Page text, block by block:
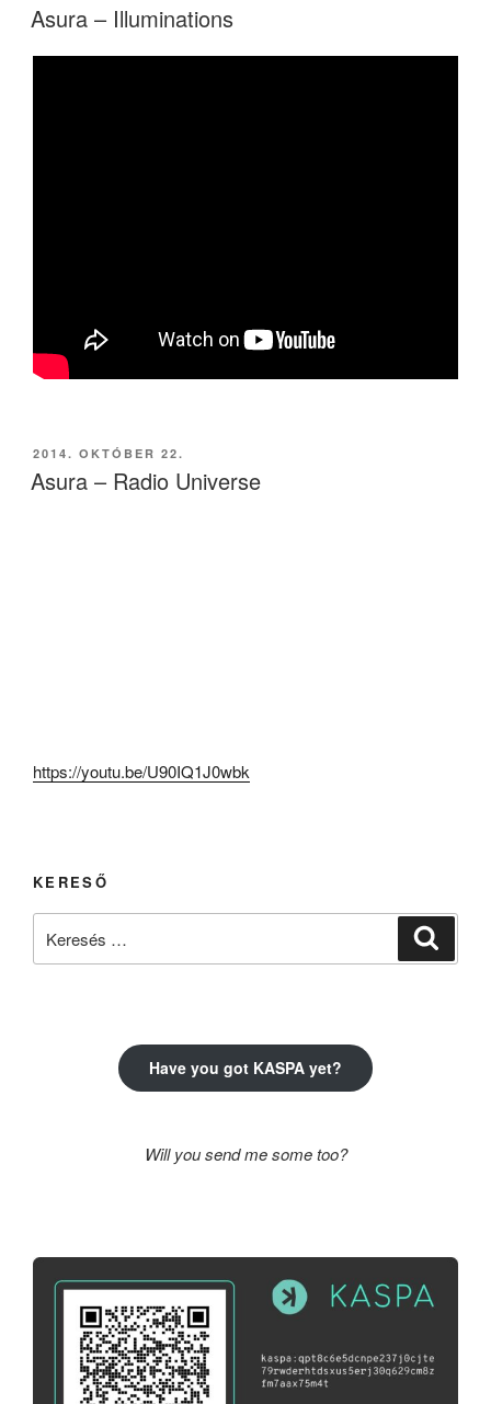
Asura – Illuminations
BEKÜLDVE:
2014. OKTÓBER 22.
Asura – Radio Universe
https://youtu.be/U90IQ1J0wbk
KERESŐ
Have you got KASPA yet?
Will you send me some too?